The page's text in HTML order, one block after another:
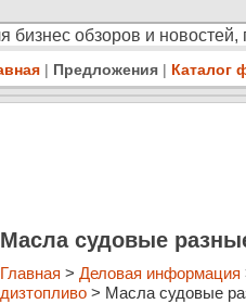
бизнес обзоров и
| Предложения | Каталог
Масла судовые
Главная > Деловая информация
дизтопливо > Масла судовые